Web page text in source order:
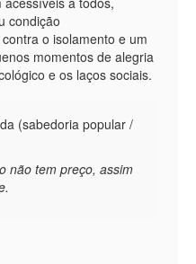
condição
o isolamento e um
momentos de alegria
e os laços sociais.
(sabedoria popular /
não tem preço, assim